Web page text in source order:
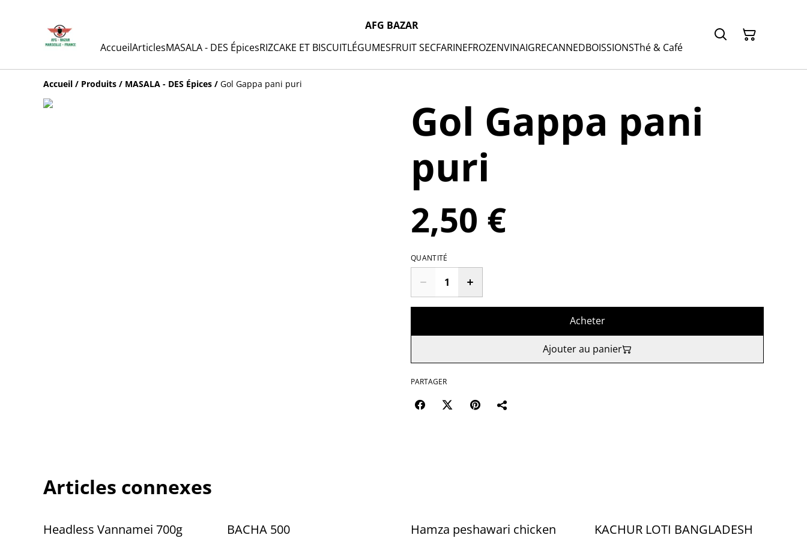
AFG BAZAR
AccueilArticlesMASALA - DES ÉpicesRIZCAKE ET BISCUITLÉGUMESFRUIT SECFARINEFROZENVINAIGRECANNEDBOISSIONSThé & Café
Accueil / Produits / MASALA - DES Épices / Gol Gappa pani puri
Gol Gappa pani
puri
2,50 €
QUANTITÉ
Acheter
Ajouter au panier
PARTAGER
Articles connexes
Headless Vannamei 700g BACHA 500
Hamza peshawari chicken
KACHUR LOTI BANGLADESH